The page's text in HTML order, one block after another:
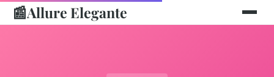
📰Allure Elegante